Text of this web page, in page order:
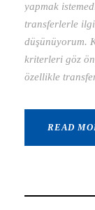
yapmak
transferlerle
düşünüyorum.
kriterleri göz
özellikle
READ